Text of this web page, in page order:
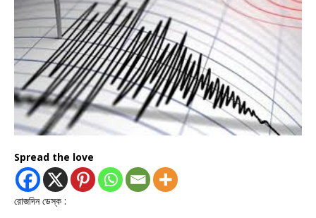
Spread the love
রোজদিন ডেস্ক :